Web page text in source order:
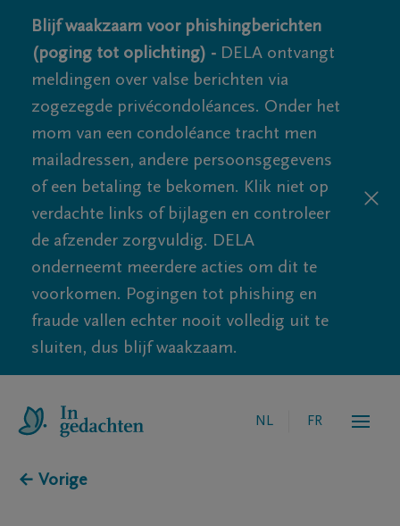
Blijf waakzaam voor phishingberichten
(poging tot oplichting) - DELA ontvangt
meldingen over valse berichten via
zogezegde privécondoléances. Onder het
mom van een condoléance tracht men
mailadressen, andere persoonsgegevens
of een betaling te bekomen. Klik niet op
verdachte links of bijlagen en controleer
de afzender zorgvuldig. DELA
onderneemt meerdere acties om dit te
voorkomen. Pogingen tot phishing en
fraude vallen echter nooit volledig uit te
sluiten, dus blijf waakzaam.
NL FR
← Vorige